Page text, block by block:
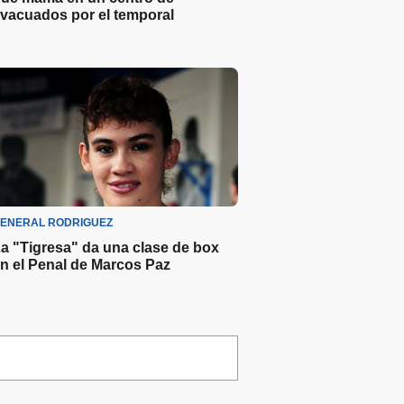
por el temporal
RODRIGUEZ
"Tigresa" da una clase de box
el Penal de Marcos Paz